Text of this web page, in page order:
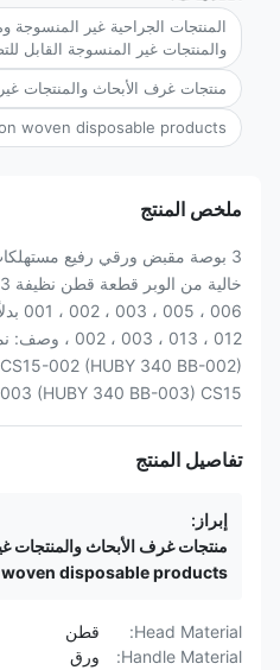
المنتجات الجراحية غير المنسوجة
والمنتجات غير المنسوجة القابل
منتجات غرف الأبحاث والمنتجات
woven disposable products
ملخص المنتج
3 بوصة مقبض ورقي رفيع
002 (HUBY 340 BB-002)
(HUBY 340 BB-003) CS15...
تفاصيل المنتج
إبراز:
منتجات غرف الأبحاث والمنتجات
disposable products
Head Material:
قطن
Handle Material:
ورق